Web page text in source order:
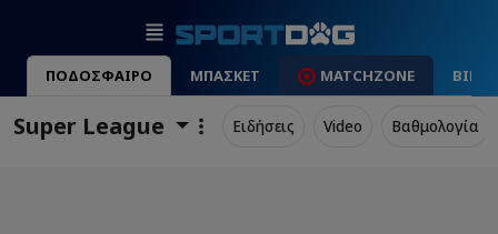
ΠΟΔΟΣΦΑΙΡΟ ΜΠΑΣΚΕΤ MATCHZONE
Super League Ειδήσεις Video Βαθμολογία